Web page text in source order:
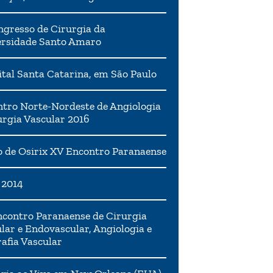
de Cirurgia da
Santo Amaro
Santa Catarina, em São Paulo
Norte-Nordeste de Angiologia
Vascular 2016
de Osirix XV Encontro Paranaense
Paranaense de Cirurgia
e Endovascular, Angiologia e
Vascular